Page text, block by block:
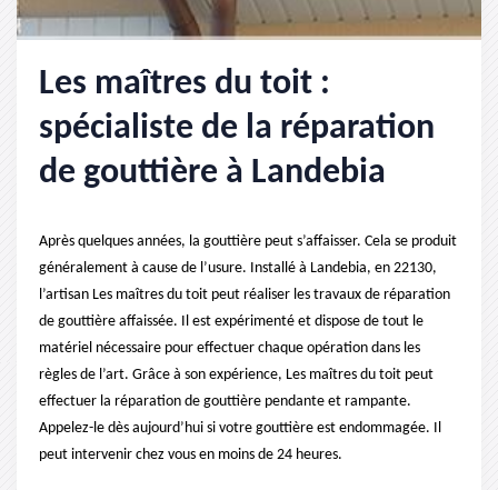
Les maîtres du toit :
spécialiste de la réparation
de gouttière à Landebia
Après quelques années, la gouttière peut s’affaisser. Cela se produit
généralement à cause de l’usure. Installé à Landebia, en 22130,
l’artisan Les maîtres du toit peut réaliser les travaux de réparation
de gouttière affaissée. Il est expérimenté et dispose de tout le
matériel nécessaire pour effectuer chaque opération dans les
règles de l’art. Grâce à son expérience, Les maîtres du toit peut
effectuer la réparation de gouttière pendante et rampante.
Appelez-le dès aujourd’hui si votre gouttière est endommagée. Il
peut intervenir chez vous en moins de 24 heures.